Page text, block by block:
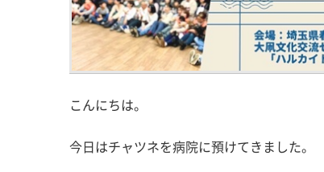
こんにちは。
今日はチャツネを病院に預けてきました。